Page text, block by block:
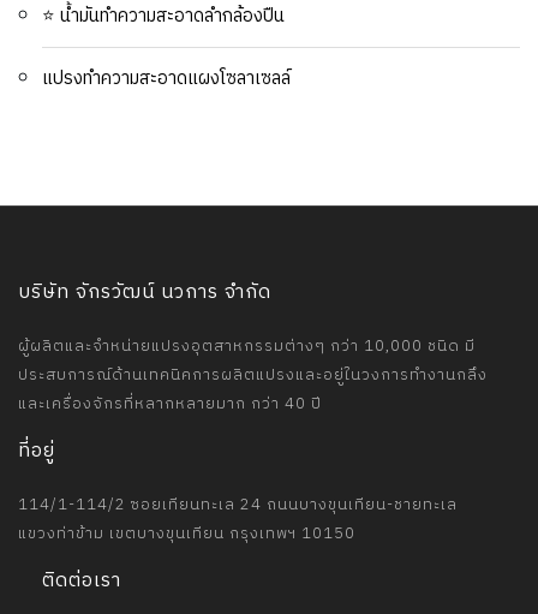
⭐ น้ำมันทำความสะอาดลำกล้องปืน
แปรงทำความสะอาดแผงโซลาเซลล์
บริษัท จักรวัฒน์ นวการ จำกัด
ผู้ผลิตและจำหน่ายแปรงอุตสาหกรรมต่างๆ กว่า 10,000 ชนิด มี
ประสบการณ์ด้านเทคนิคการผลิตแปรงและอยู่ในวงการทำงานกลึง
และเครื่องจักรที่หลากหลายมาก กว่า 40 ปี
ที่อยู่
114/1-114/2 ซอยเทียนทะเล 24 ถนนบางขุนเทียน-ชายทะเล
แขวงท่าข้าม เขตบางขุนเทียน กรุงเทพฯ 10150
ติดต่อเรา